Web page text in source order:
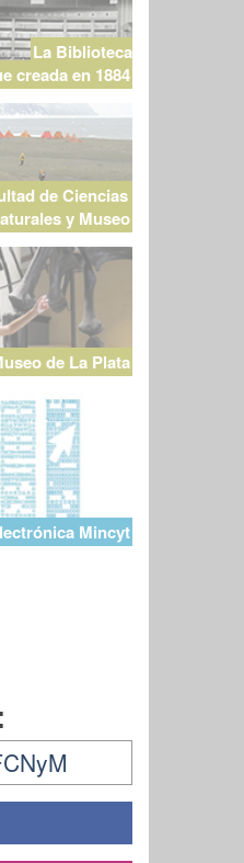
La Biblioteca
creada en 1884
de Ciencias
y Museo
de La Plata
Mincyt